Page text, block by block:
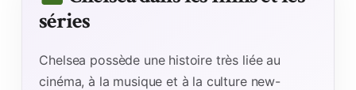
séries
Chelsea possède une histoire très liée au
cinéma, à la musique et à la culture new-